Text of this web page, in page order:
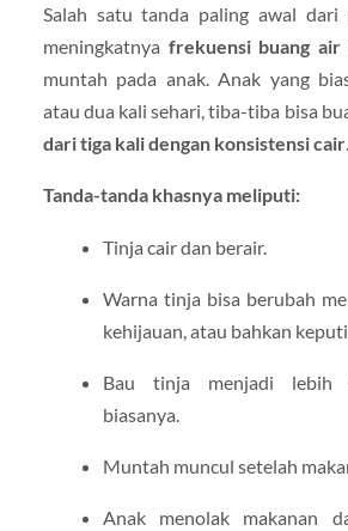
Salah satu tanda paling awal dari
meningkatnya frekuensi buang air
muntah pada anak. Anak yang
atau dua kali sehari, tiba-tiba bisa
dari tiga kali dengan konsistensi cair.
Tanda-tanda khasnya meliputi:
Tinja cair dan berair.
Warna tinja bisa berubah
kehijauan, atau bahkan
Bau tinja menjadi lebih
biasanya.
Muntah muncul setelah
Anak menolak makanan